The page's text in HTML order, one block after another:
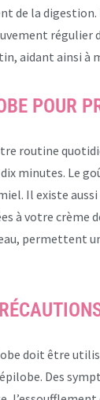
de la
régulier
aidant ainsi à
POUR
routine
minutes. Le
Il existe
à votre crème
permettent
doit être
Des